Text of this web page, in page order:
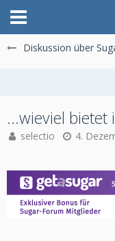
Diskussion über
...wieviel
selectio 4.